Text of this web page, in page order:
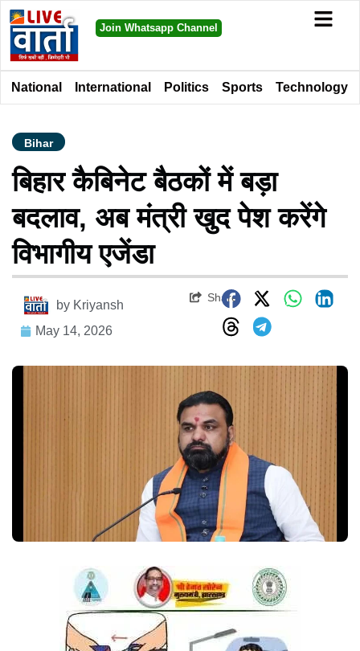
Join Whatsapp Channel
National International Politics Sports Technology
Bihar
बिहार कैबिनेट बैठकों में बड़ा
बदलाव, अब मंत्री खुद पेश करेंगे
विभागीय एजेंडा
by Kriyansh
May 14, 2026
Share